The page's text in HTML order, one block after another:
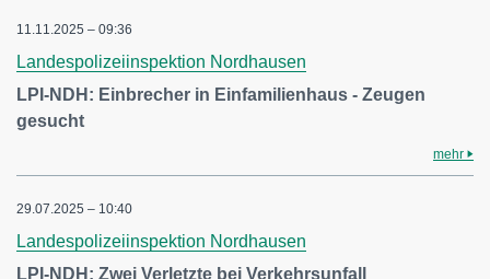
11.11.2025 – 09:36
Landespolizeiinspektion Nordhausen
LPI-NDH: Einbrecher in Einfamilienhaus - Zeugen
gesucht
mehr
29.07.2025 – 10:40
Landespolizeiinspektion Nordhausen
LPI-NDH: Zwei Verletzte bei Verkehrsunfall